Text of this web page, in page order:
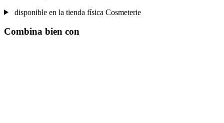
disponible en la tienda física Cosmeterie
Combina bien con